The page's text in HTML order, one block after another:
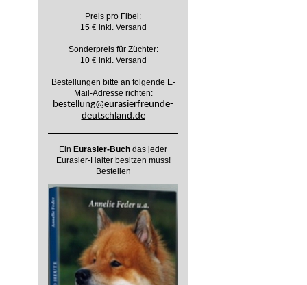
Preis pro Fibel:
15 € inkl. Versand
Sonderpreis für Züchter:
10 € inkl. Versand
Bestellungen bitte an folgende E-
Mail-Adresse richten:
bestellung@eurasierfreunde-
deutschland.de
Ein Eurasier-Buch das jeder
Eurasier-Halter besitzen muss!
Bestellen